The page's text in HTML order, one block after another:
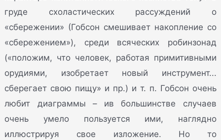
груде схоластических рассуждений о
«сбережении» (Гобсон смешивает накопление со
«сбережением»), среди всяческих робинзонад
(«положим, что человек, работая примитивными
орудиями, изобретает новый инструмент...
сберегает свою пищу» и пр.) и т. п. Гобсон очень
любит диаграммы – ив большинстве случаев
очень умело пользуется ими, наглядно
иллюстрируя свое изложение. Но то